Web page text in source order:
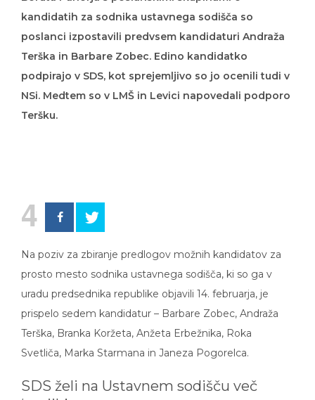
kandidatih za sodnika ustavnega sodišča so
poslanci izpostavili predvsem kandidaturi Andraža
Terška in Barbare Zobec. Edino kandidatko
NSi. Medtem so v LMŠ in Levici napovedali podporo
4
prosto mesto sodnika ustavnega sodišča, ki so ga v
uradu predsednika republike objavili 14. februarja, je
prispelo sedem kandidatur – Barbare Zobec, Andraža
Terška, Branka Koržeta, Anžeta Erbežnika, Roka
SDS želi na Ustavnem sodišču več
‘svojih’